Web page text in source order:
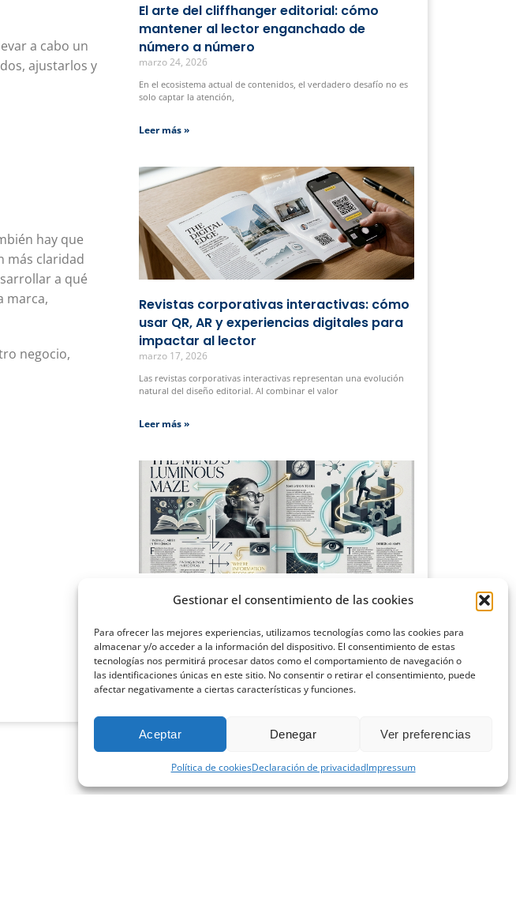
Gestionar el consentimiento de las cookies
Para ofrecer las mejores experiencias, utilizamos tecnologías como las cookies para
almacenar y/o acceder a la información del dispositivo. El consentimiento de estas
tecnologías nos permitirá procesar datos como el comportamiento de navegación o
las identificaciones únicas en este sitio. No consentir o retirar el consentimiento, puede
afectar negativamente a ciertas características y funciones.
Aceptar Denegar Ver preferencias
Política de cookiesDeclaración de privacidadImpressum
a cabo un
ajustarlos y
hay que
más claridad
a qué
marca,
negocio,
El arte del cliffhanger editorial: cómo
mantener al lector enganchado de
número a número
marzo 24, 2026
En el ecosistema actual de contenidos, el verdadero desafío no es
solo captar la atención,
Leer más »
Revistas corporativas interactivas: cómo
usar QR, AR y experiencias digitales para
impactar al lector
marzo 17, 2026
Las revistas corporativas interactivas representan una evolución
natural del diseño editorial. Al combinar el valor
Leer más »
La ciencia del diseño editorial: cómo la
marzo 9, 2026
Cuando pensamos en una revista o en cualquier publicación
profesional, solemos centrarnos en el contenido:
Leer más »